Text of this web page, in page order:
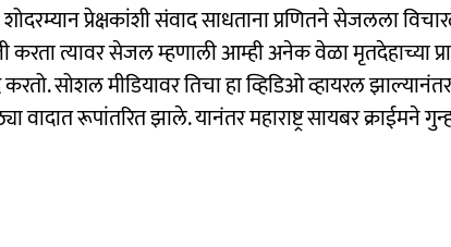
प्रेक्षकांशी संवाद साधताना प्रणितने सेजलला
करता त्यावर सेजल म्हणाली आम्ही अनेक वेळा मृतदेहाच्या
सोशल मीडियावर तिचा हा व्हिडिओ व्हायरल
वादात रूपांतरित झाले. यानंतर महाराष्ट्र सायबर क्राईमने